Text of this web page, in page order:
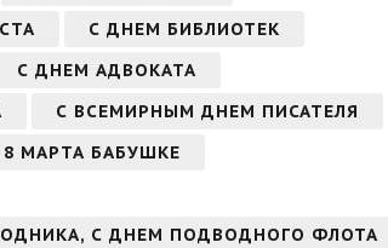
С ДНЕМ БИБЛИОТЕК
С ДНЕМ АДВОКАТА
С ВСЕМИРНЫМ ДНЕМ ПИСАТЕЛЯ
8 МАРТА БАБУШКЕ
С ДНЕМ ПОДВОДНОГО ФЛОТА